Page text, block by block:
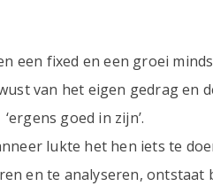
een fixed en een groei
van het eigen gedrag en
‘ergens goed in zijn’.
lukte het hen iets te
en te analyseren,